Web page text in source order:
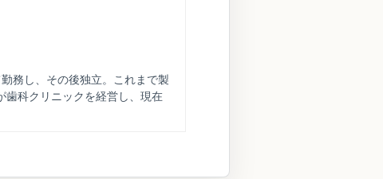
務し、その後独立。これまで製
歯科クリニックを経営し、現在